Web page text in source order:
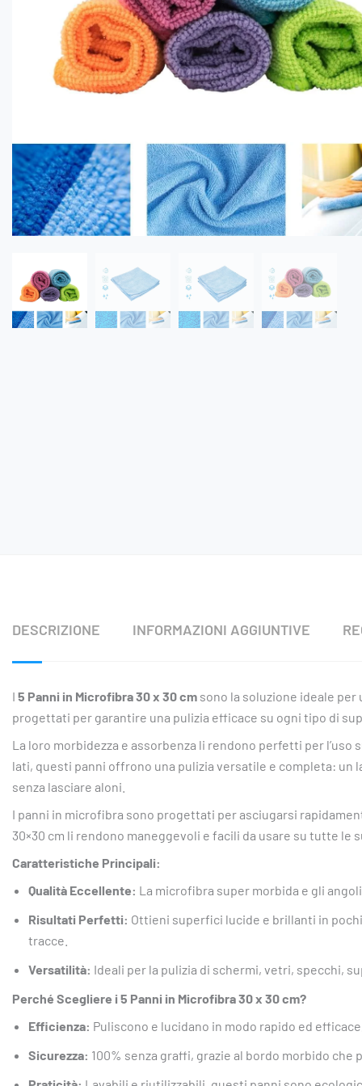
DESCRIZIONE INFORMAZIONI AGGIUNTIVE
I 5 Panni in Microfibra 30 x 30 cm sono la soluzione ideale
progettati per garantire una pulizia efficace su ogni tipo di
La loro morbidezza e assorbenza li rendono perfetti per
lati, questi panni offrono una pulizia versatile e completa:
senza lasciare aloni.
I panni in microfibra sono progettati per asciugarsi
30×30 cm li rendono maneggevoli e facili da usare su tutte
Caratteristiche Principali:
Qualità Eccellente: La microfibra super morbida e gli
Risultati Perfetti: Ottieni superfici lucide e brillanti in
tracce.
Versatilità: Ideali per la pulizia di schermi, vetri, specchi,
Perché Scegliere i 5 Panni in Microfibra 30 x 30 cm?
Efficienza: Puliscono e lucidano in modo rapido ed
Sicurezza: 100% senza graffi, grazie al bordo morbido